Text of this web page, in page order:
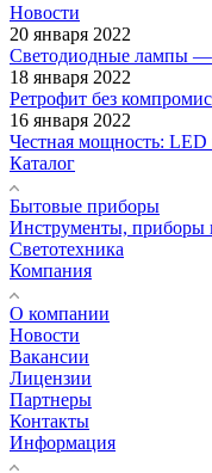
Новости
20 января 2022
Светодиодные лампы —
18 января 2022
Ретрофит без
16 января 2022
Честная мощность:
Каталог
Бытовые приборы
Инструменты, приборы
Светотехника
Компания
О компании
Новости
Вакансии
Лицензии
Партнеры
Контакты
Информация